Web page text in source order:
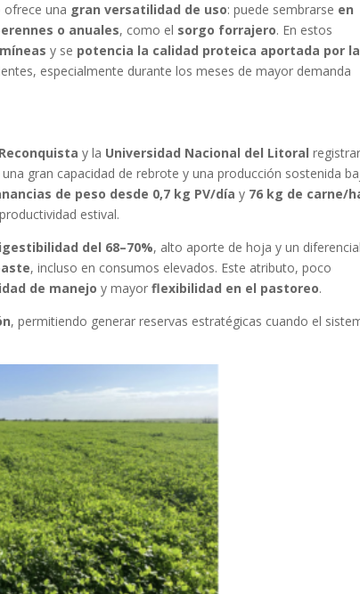
ofrece una gran versatilidad de uso: puede sembrarse en
o anuales, como el sorgo forrajero. En estos
y se potencia la calidad proteica aportada por la
especialmente durante los meses de mayor demanda
y la Universidad Nacional del Litoral
gran capacidad de rebrote y una producción sostenida
de peso desde 0,7 kg PV/día y 76 kg de carne/
estival.
del 68–70%, alto aporte de hoja y un diferencial
, incluso en consumos elevados. Este atributo, poco
de manejo y mayorflexibilidad en el pastoreo.
, permitiendo generar reservas estratégicas cuando el